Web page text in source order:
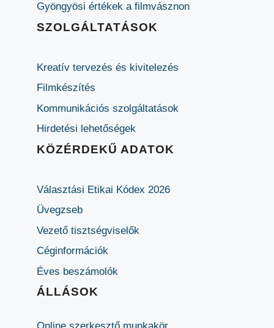
Gyöngyösi értékek a filmvásznon
SZOLGÁLTATÁSOK
Kreatív tervezés és kivitelezés
Filmkészítés
Kommunikációs szolgáltatások
Hirdetési lehetőségek
KÖZÉRDEKŰ ADATOK
Választási Etikai Kódex 2026
Üvegzseb
Vezető tisztségviselők
Céginformációk
Éves beszámolók
ÁLLÁSOK